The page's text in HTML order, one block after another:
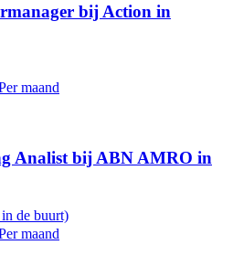
bij Action in
maand
Analist bij ABN AMRO in
de buurt)
maand